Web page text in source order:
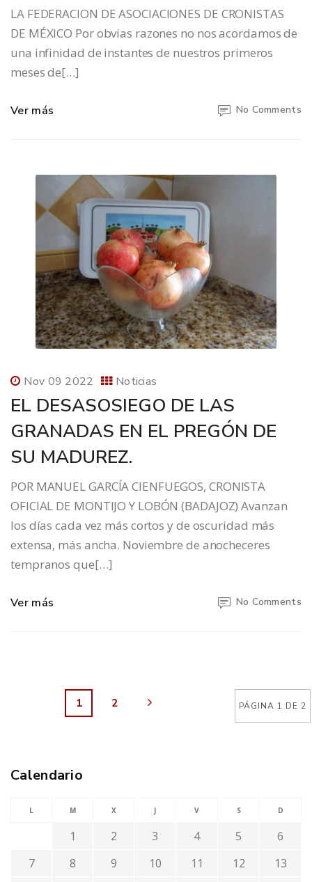
LA FEDERACION DE ASOCIACIONES DE CRONISTAS
DE MÉXICO Por obvias razones no nos acordamos de
una infinidad de instantes de nuestros primeros
meses de[…]
Ver más No Comments
Nov 09 2022 Noticias
EL DESASOSIEGO DE LAS
GRANADAS EN EL PREGÓN DE
SU MADUREZ.
POR MANUEL GARCÍA CIENFUEGOS, CRONISTA
OFICIAL DE MONTIJO Y LOBÓN (BADAJOZ) Avanzan
los días cada vez más cortos y de oscuridad más
extensa, más ancha. Noviembre de anocheceres
tempranos que[…]
Ver más No Comments
PÁGINA 1 DE 2
1 2
Calendario
L M X J V S D
1 2 3 4 5
6
7
8 9 10 11 12
13